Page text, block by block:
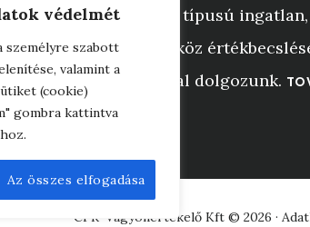
védelmét
személyre szabott
valamint a
(cookie)
gombra kattintva
Az összes elfogadása
Bármilyen típusú ingatlan,
tárgyi eszköz
garanciával dolgozunk.
CPR-Vagyonértékelő Kft © 2026 ·